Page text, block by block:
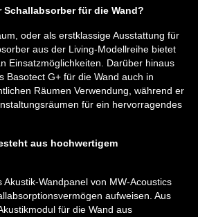
für die Wand?
oder als erstklassige Ausstattung für
aus der Living-Modellreihe bietet
Einsatzmöglichkeiten. Darüber hinaus
Basotect G+ für die Wand auch in
Räumen Verwendung, während er
für ein hervorragendes
aus hochwertigem
Akustik-Wandpanel von MW-Acoustics
aufweisen. Aus
für die Wand aus